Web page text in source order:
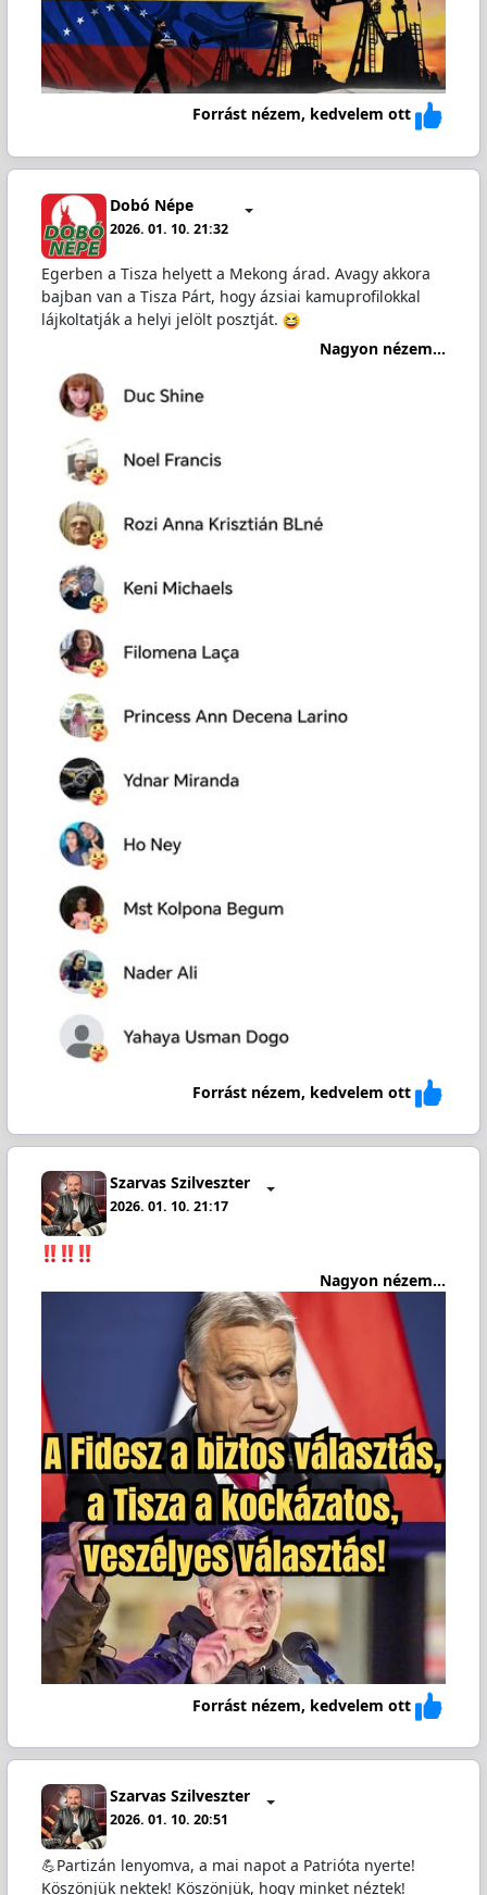
Forrást nézem, kedvelem ott
Dobó Népe
2026. 01. 10. 21:32
Egerben a Tisza helyett a Mekong árad. Avagy akkora
bajban van a Tisza Párt, hogy ázsiai kamuprofilokkal
lájkoltatják a helyi jelölt posztját.
Nagyon nézem...
Forrást nézem, kedvelem ott
Szarvas Szilveszter
2026. 01. 10. 21:17
Nagyon nézem...
Forrást nézem, kedvelem ott
Szarvas Szilveszter
2026. 01. 10. 20:51
💪Partizán lenyomva, a mai napot a Patrióta nyerte!
Köszönjük nektek! Köszönjük, hogy minket néztek!